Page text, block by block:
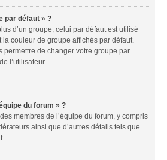
par défaut » ?
d’un groupe, celui par défaut est utilisé
couleur de groupe affichés par défaut.
permettre de changer votre groupe par
l’utilisateur.
du forum » ?
membres de l’équipe du forum, y compris
ainsi que d’autres détails tels que